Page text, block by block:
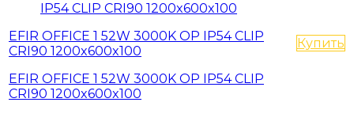
EFIR OFFICE 1 52W 3000K OP IP54 CLIP
CRI90 1200x600x100
EFIR OFFICE 1 52W 3000K OP IP54 CLIP
CRI90 1200x600x100
Купить